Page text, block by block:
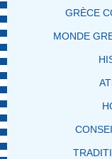
GRÈCE
MONDE